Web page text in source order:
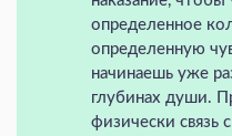
определенное
определенную
начинаешь уже
глубинах души.
физически связь